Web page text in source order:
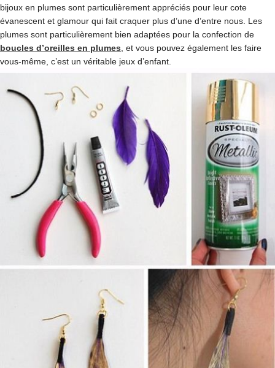
bijoux en plumes sont particulièrement appréciés pour leur cote
évanescent et glamour qui fait craquer plus d’une d’entre nous. Les
plumes sont particulièrement bien adaptées pour la confection de
boucles d’oreilles en plumes, et vous pouvez également les faire
vous-même, c’est un véritable jeux d’enfant.